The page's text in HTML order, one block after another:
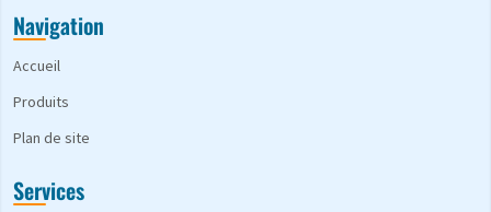
Navigation
Accueil
Produits
Plan de site
Services